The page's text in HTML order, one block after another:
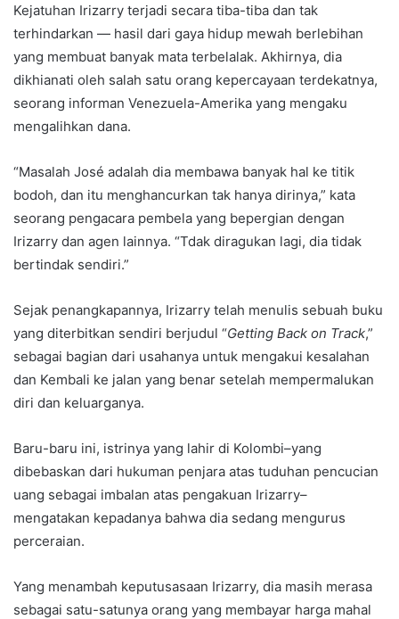
Kejatuhan Irizarry terjadi secara tiba-tiba dan tak
terhindarkan — hasil dari gaya hidup mewah berlebihan
yang membuat banyak mata terbelalak. Akhirnya, dia
dikhianati oleh salah satu orang kepercayaan terdekatnya,
seorang informan Venezuela-Amerika yang mengaku
mengalihkan dana.
“Masalah José adalah dia membawa banyak hal ke titik
bodoh, dan itu menghancurkan tak hanya dirinya,” kata
seorang pengacara pembela yang bepergian dengan
Irizarry dan agen lainnya. “Tdak diragukan lagi, dia tidak
bertindak sendiri.”
Sejak penangkapannya, Irizarry telah menulis sebuah buku
yang diterbitkan sendiri berjudul “Getting Back on Track,”
sebagai bagian dari usahanya untuk mengakui kesalahan
dan Kembali ke jalan yang benar setelah mempermalukan
diri dan keluarganya.
Baru-baru ini, istrinya yang lahir di Kolombi–yang
dibebaskan dari hukuman penjara atas tuduhan pencucian
uang sebagai imbalan atas pengakuan Irizarry–
mengatakan kepadanya bahwa dia sedang mengurus
perceraian.
Yang menambah keputusasaan Irizarry, dia masih merasa
sebagai satu-satunya orang yang membayar harga mahal